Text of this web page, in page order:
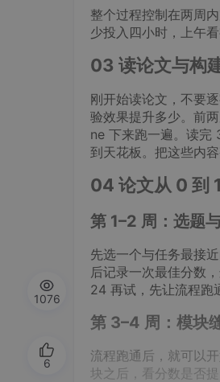
整个过程控制在两周
少投入四小时，上午看
03 读论文与构
刚开始读论文，不要
验效果提升多少。前
ne 下来跑一遍。读完
到天花板。把这些内
04 论文从 0 到
第 1–2 周：选题
先选一个与任务最接
后记录一次最佳分数
24 再试，先让流程跑
第 3–4 周：模块
流程跑通后，就可以
块之后，看分数是否
1076
6